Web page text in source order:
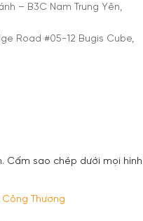
– B3C Nam Trung Yên,
Road #05-12 Bugis Cube,
Cấm sao chép dưới mọi hình